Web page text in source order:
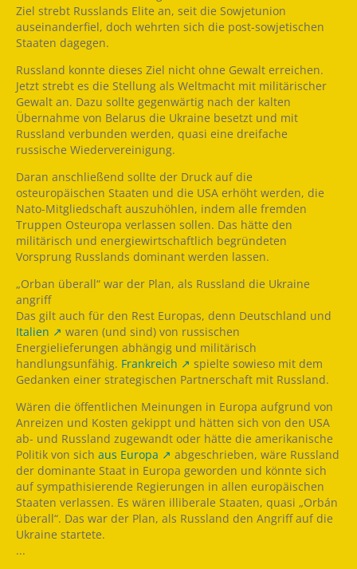
Ziel strebt Russlands Elite an, seit die Sowjetunion
auseinanderfiel, doch wehrten sich die post-sowjetischen
Staaten dagegen.
Russland konnte dieses Ziel nicht ohne Gewalt erreichen.
Jetzt strebt es die Stellung als Weltmacht mit militärischer
Gewalt an. Dazu sollte gegenwärtig nach der kalten
Übernahme von Belarus die Ukraine besetzt und mit
Russland verbunden werden, quasi eine dreifache
russische Wiedervereinigung.
Daran anschließend sollte der Druck auf die
osteuropäischen Staaten und die USA erhöht werden, die
Nato-Mitgliedschaft auszuhöhlen, indem alle fremden
Truppen Osteuropa verlassen sollen. Das hätte den
militärisch und energiewirtschaftlich begründeten
Vorsprung Russlands dominant werden lassen.
„Orban überall“ war der Plan, als Russland die Ukraine
angriff
Das gilt auch für den Rest Europas, denn Deutschland und
Italien
waren (und sind) von russischen
Energielieferungen abhängig und militärisch
handlungsunfähig. Frankreich
spielte sowieso mit dem
Gedanken einer strategischen Partnerschaft mit Russland.
Wären die öffentlichen Meinungen in Europa aufgrund von
Anreizen und Kosten gekippt und hätten sich von den USA
ab- und Russland zugewandt oder hätte die amerikanische
Politik von sich aus Europa
abgeschrieben, wäre Russland
der dominante Staat in Europa geworden und könnte sich
auf sympathisierende Regierungen in allen europäischen
Staaten verlassen. Es wären illiberale Staaten, quasi „Orbán
überall“. Das war der Plan, als Russland den Angriff auf die
Ukraine startete.
...